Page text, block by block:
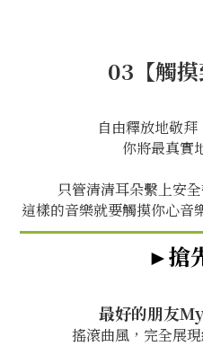
03【觸
自由釋放地敬
你將最真實
只管清清耳朵繫上安
這樣的音樂就要觸摸你心音
►搶
最好的朋友
搖滾曲風，完全展